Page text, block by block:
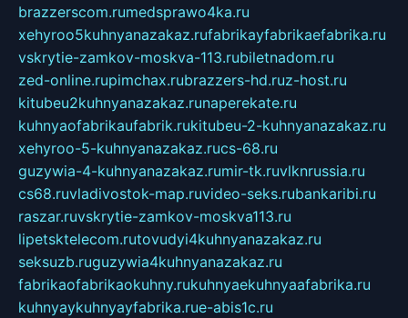
brazzerscom.rumedsprawo4ka.ru
xehyroo5kuhnyanazakaz.rufabrikayfabrikaefabrika.ru
vskrytie-zamkov-moskva-113.rubiletnadom.ru
zed-online.rupimchax.rubrazzers-hd.ruz-host.ru
kitubeu2kuhnyanazakaz.runaperekate.ru
kuhnyaofabrikaufabrik.rukitubeu-2-kuhnyanazakaz.ru
xehyroo-5-kuhnyanazakaz.rucs-68.ru
guzywia-4-kuhnyanazakaz.rumir-tk.ruvlknrussia.ru
cs68.ruvladivostok-map.ruvideo-seks.rubankaribi.ru
raszar.ruvskrytie-zamkov-moskva113.ru
lipetsktelecom.rutovudyi4kuhnyanazakaz.ru
seksuzb.ruguzywia4kuhnyanazakaz.ru
fabrikaofabrikaokuhny.rukuhnyaekuhnyaafabrika.ru
kuhnyaykuhnyayfabrika.rue-abis1c.ru